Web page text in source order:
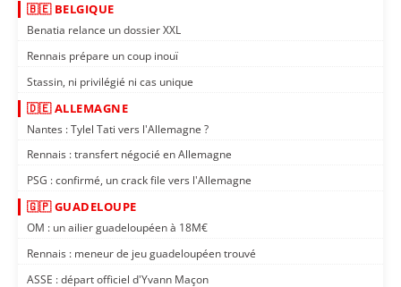
🇧🇪 BELGIQUE
Benatia relance un dossier XXL
Rennais prépare un coup inouï
Stassin, ni privilégié ni cas unique
🇩🇪 ALLEMAGNE
Nantes : Tylel Tati vers l'Allemagne ?
Rennais : transfert négocié en Allemagne
PSG : confirmé, un crack file vers l'Allemagne
🇬🇵 GUADELOUPE
OM : un ailier guadeloupéen à 18M€
Rennais : meneur de jeu guadeloupéen trouvé
ASSE : départ officiel d'Yvann Maçon